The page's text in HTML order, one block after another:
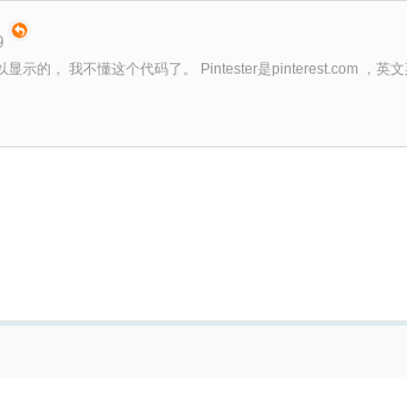
示的， 我不懂这个代码了。 Pintester是pinterest.com ，英